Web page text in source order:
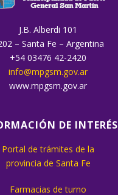
J.B. Alberdi 101
– Santa Fe – Argentina
+54 03476 42-2420
info@mpgsm.gov.ar
www.mpgsm.gov.ar
DE INTERÉS
Portal de trámites de la
provincia de Santa Fe
Farmacias de turno